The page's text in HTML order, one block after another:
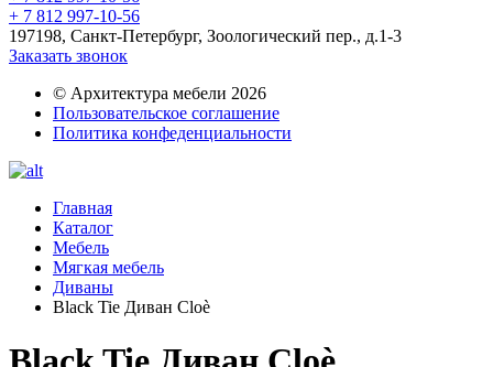
+ 7 812 997-10-56
197198, Санкт-Петербург, Зоологический пер., д.1-3
Заказать звонок
© Архитектура мебели 2026
Пользовательское соглашение
Политика конфеденциальности
Главная
Каталог
Мебель
Мягкая мебель
Диваны
Black Tie Диван Cloè